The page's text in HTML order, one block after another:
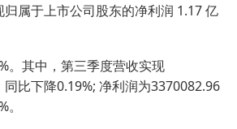
归属于上市公司股东的净利润 1.17 亿
其中，第三季度营收实现
比下降0.19%; 净利润为3370082.96